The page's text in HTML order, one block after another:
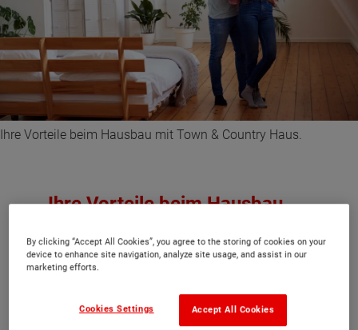
Ihre Vorteile beim Hausbau mit Town & Country Haus.
Ihre Vorteile beim Hausbau
inklusive
By clicking “Accept All Cookies”, you agree to the storing of cookies on your
device to enhance site navigation, analyze site usage, and assist in our
marketing efforts.
Accept All Cookies
Cookies Settings